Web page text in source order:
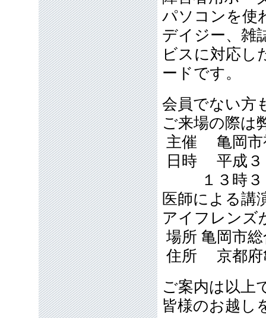
パソコンを使
デイジー、雑
ビスに対応し
ードです。
会員でない方
ご来場の際は
主催 亀岡市
日時 平成
１３時３
医師による講
アイフレンズ
場所 亀岡市
住所 京都府
ご案内は以上
皆様のお越し